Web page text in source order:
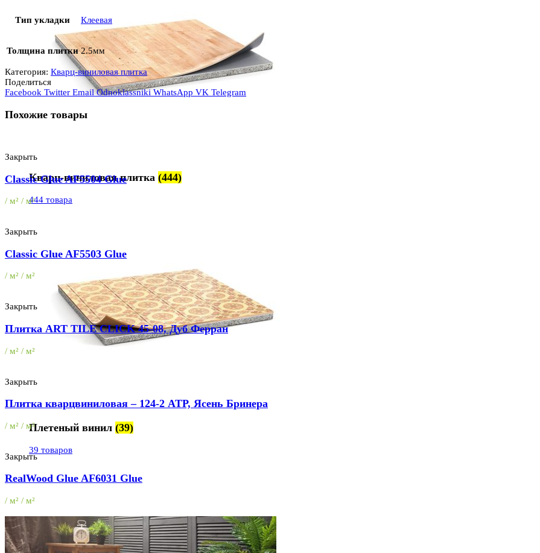
Кварц-виниловая плитка (444)
444 товара
Плетеный винил (39)
39 товаров
Тип укладки Клеевая
Толщина плитки 2.5мм
Категория: Кварц-виниловая плитка
Поделиться
Facebook Twitter Email Odnoklassniki WhatsApp VK Telegram
Похожие товары
Закрыть
Classic Glue AF5504 Glue
/ м² / м²
Закрыть
Classic Glue AF5503 Glue
/ м² / м²
Закрыть
Плитка ART TILE CLICK 45-08, Дуб Ферран
/ м² / м²
Закрыть
Плитка кварцвиниловая – 124-2 ATP, Ясень Бринера
/ м² / м²
Закрыть
RealWood Glue AF6031 Glue
/ м² / м²